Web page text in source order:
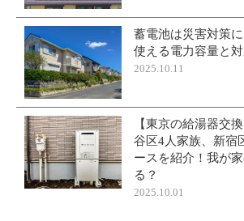
蓄電池は災害対策
使える電力容量と
2025.10.11
【東京の給湯器交
谷区4人家族、新宿
ースを紹介！我が
る？
2025.10.01